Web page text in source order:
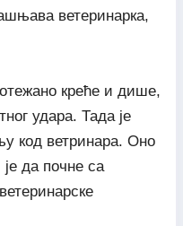
ветеринарка,
креће и дише,
удара. Тада је
код ветринара. Оно
да почне са